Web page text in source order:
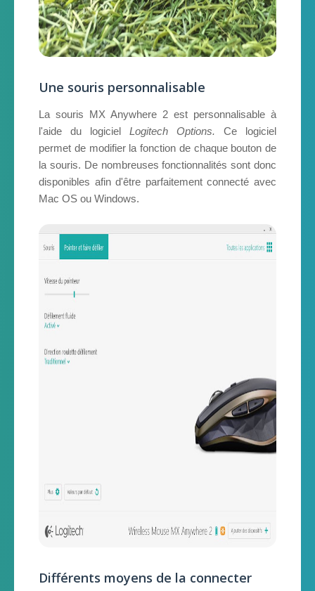
Une souris personnalisable
La souris MX Anywhere 2 est personnalisable à
l'aide du logiciel Logitech Options. Ce logiciel
permet de modifier la fonction de chaque bouton de
la souris. De nombreuses fonctionnalités sont donc
disponibles afin d'être parfaitement connecté avec
Mac OS ou Windows.
Différents moyens de la connecter